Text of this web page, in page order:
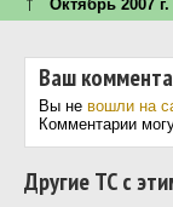
Октябрь 2007 г.
Ваш
Вы не вошли на
Комментарии
Другие ТС с